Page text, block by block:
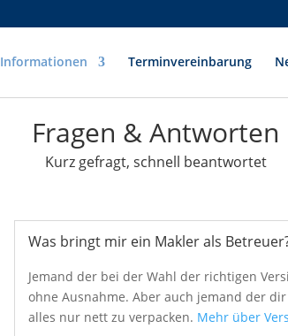
Informationen Terminvereinbarung
Fragen & Antworten
Kurz gefragt, schnell beantwortet
Was bringt mir ein Makler als
Jemand der bei der Wahl der richtigen
ohne Ausnahme. Aber auch jemand der
alles nur nett zu verpacken. Mehr über